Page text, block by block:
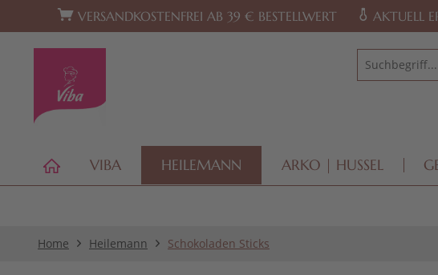
Zur Hauptnavigation springen Zum Footer springen
VERSANDKOSTENFREI AB 39 € BESTELLWERT AKTUELL
VIBA HEILEMANN ARKO | HUSSEL
Home Heilemann Schokoladen Sticks